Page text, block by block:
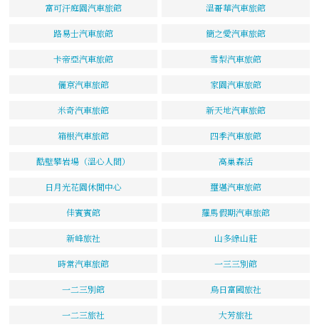
富可汗庭園汽車旅館 溫哥華汽車旅館
路易士汽車旅館 簡之愛汽車旅館
卡帝亞汽車旅館 雪梨汽車旅館
儷京汽車旅館 家園汽車旅館
米奇汽車旅館 新天地汽車旅館
箱根汽車旅館 四季汽車旅館
酷壁攀岩場（溫心人間） 高巢森活
日月光花園休閒中心 璽邁汽車旅館
佳賓賓館 羅馬假期汽車旅館
新峰旅社 山多綠山莊
時常汽車旅館 一三三別館
一二三別館 烏日富國旅社
一二三旅社 大芳旅社